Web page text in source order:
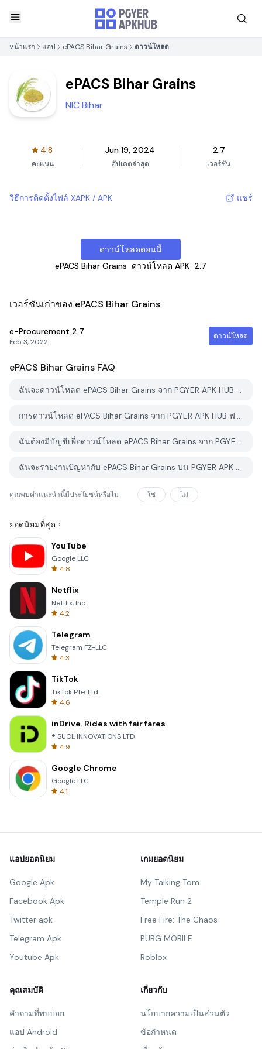
หน้าแรก แอป ePACS Bihar Grains ดาวน์โหลด
ePACS Bihar Grains
NIC Bihar
4.8
คะแนน
Jun 19, 2024
อัปเดตล่าสุด
2.7
เวอร์ชัน
วิธีการติดตั้งไฟล์ XAPK / APK แชร์
ดาวน์โหลดตอนนี้
ePACS Bihar Grains ดาวน์โหลด APK 2.7
เวอร์ชันเก่าของ ePACS Bihar Grains
e-Procurement 2.7
Feb 3, 2022
ดาวน์โหลด
ePACS Bihar Grains FAQ
ฉันจะดาวน์โหลด ePACS Bihar Grains จาก PGYER APK HUB อย่างไร?
การดาวน์โหลด ePACS Bihar Grains จาก PGYER APK HUB ฟรีหรือไม่?
ฉันต้องมีบัญชีเพื่อดาวน์โหลด ePACS Bihar Grains จาก PGYER APK HUB หรือไม่?
ฉันจะรายงานปัญหากับ ePACS Bihar Grains บน PGYER APK HUB ได้อย่างไร?
คุณพบคำแนะนำนี้มีประโยชน์หรือไม่ ใช่ ไม่
ยอดนิยมที่สุด
YouTube
Google LLC
4.8
Netflix
Netflix, Inc.
4.2
Telegram
Telegram FZ-LLC
4.3
TikTok
TikTok Pte. Ltd.
4.6
inDrive. Rides with fair fares
® SUOL INNOVATIONS LTD
4.9
Google Chrome
Google LLC
4.1
แอปยอดนิยม
Google Apk
Facebook Apk
Twitter apk
Telegram Apk
Youtube Apk
เกมยอดนิยม
My Talking Tom
Temple Run 2
Free Fire: The Chaos
PUBG MOBILE
Roblox
คุณสมบัติ
คำถามที่พบบ่อย
แอป Android
เกี่ยวกับ
นโยบายความเป็นส่วนตัว
ข้อกำหนด